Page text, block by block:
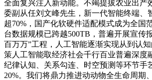
全面复兴注入新动能。不竭提拔农业出产
委副从任刘文峰先生，新一代智能终端、
超70%，国产化软硬件适配模式成为全国
台数据规模已跨越500TB，普遍开展宣传
百万万”工程，人工智能逐渐实现从到认
策人工智能取经济社会千行百业普遍深度
纪律认知、关系勾连、时空预测等环节手
20%。我们将鼎力推进动动物全生命周期